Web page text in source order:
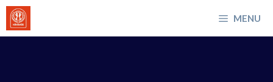
İçeriğe
atla
MENU